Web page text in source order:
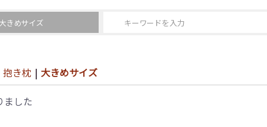
抱き枕 | 大きめサイズ
ました